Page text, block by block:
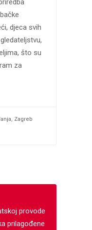
djeca svih
što su
za
, Zagreb
provode
prilagođene